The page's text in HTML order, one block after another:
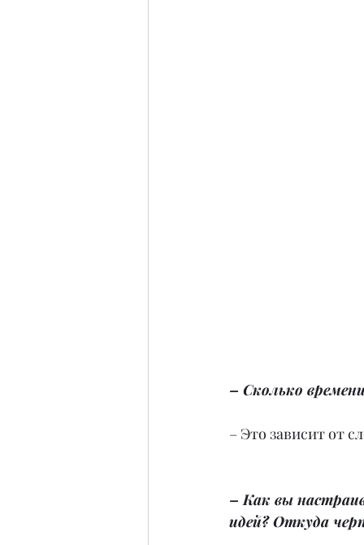
– Сколько
– Это зависит от
– Как вы
идей? Откуда